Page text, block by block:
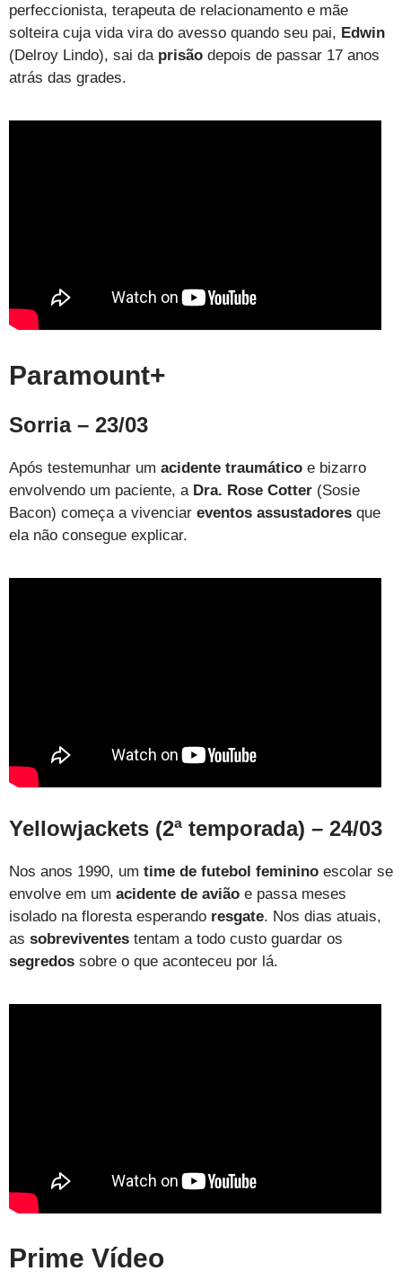
perfeccionista, terapeuta de relacionamento e mãe
solteira cuja vida vira do avesso quando seu pai, Edwin
(Delroy Lindo), sai da prisão depois de passar 17 anos
atrás das grades.
Paramount+
Sorria – 23/03
Após testemunhar um acidente traumático e bizarro
envolvendo um paciente, a Dra. Rose Cotter (Sosie
Bacon) começa a vivenciar eventos assustadores que
ela não consegue explicar.
Yellowjackets (2ª temporada) – 24/03
Nos anos 1990, um time de futebol feminino escolar se
envolve em um acidente de avião e passa meses
isolado na floresta esperando resgate. Nos dias atuais,
as sobreviventes tentam a todo custo guardar os
segredos sobre o que aconteceu por lá.
Prime Vídeo